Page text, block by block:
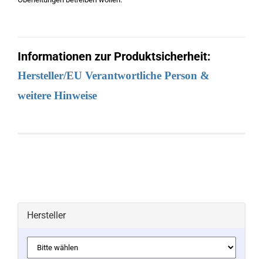
Informationen zur Produktsicherheit:
Hersteller/EU Verantwortliche Person &
weitere Hinweise
Hersteller